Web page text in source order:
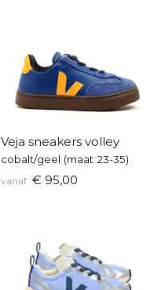
Veja sneakers volley
cobalt/geel (maat 23-35)
vanaf € 95,00